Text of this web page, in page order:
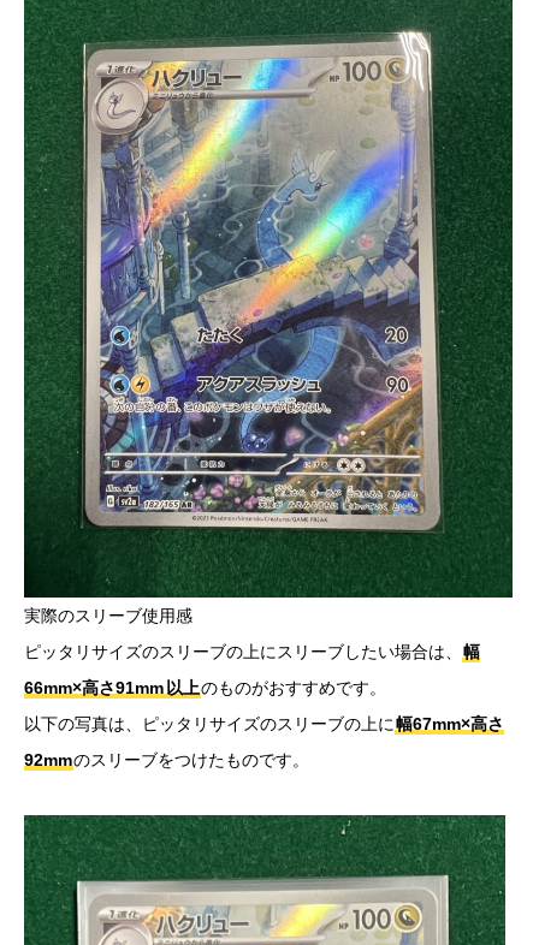
実際のスリーブ使用感
ピッタリサイズのスリーブの上にスリーブしたい場合は、 幅
66mm×高さ91mm以上のものがおすすめです。
以下の写真は、ピッタリサイズのスリーブの上に幅67mm×高さ
92mmのスリーブをつけたものです。